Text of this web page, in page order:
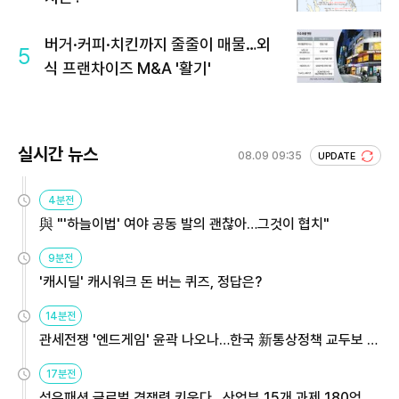
5
버거·커피·치킨까지 줄줄이 매물…외
식 프랜차이즈 M&A '활기'
실시간 뉴스 08.09 09:35 UPDATE
4분전
與 "'하늘이법' 여야 공동 발의 괜찮아…그것이 협치"
9분전
'캐시딜' 캐시워크 돈 버는 퀴즈, 정답은?
14분전
관세전쟁 '엔드게임' 윤곽 나오나…한국 新통상정책 교두보 활
용해야
17분전